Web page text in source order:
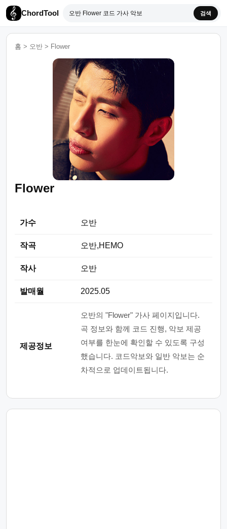
ChordTool 검색
홈 > 오반 > Flower
Flower
가수 오반
작곡 오반,HEMO
작사 오반
발매월 2025.05
제공정보
오반의 "Flower" 가사 페이지입니다.
곡 정보와 함께 코드 진행, 악보 제공
여부를 한눈에 확인할 수 있도록 구성
했습니다. 코드악보와 일반 악보는 순
차적으로 업데이트됩니다.